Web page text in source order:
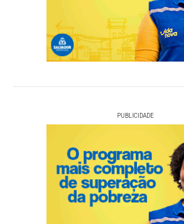
PUBLICIDADE